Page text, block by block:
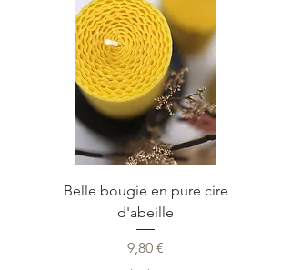
Belle bougie en pure cire
d'abeille
Prix
9,80 €